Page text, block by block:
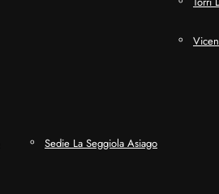
Sedie La Seggiola Asiago